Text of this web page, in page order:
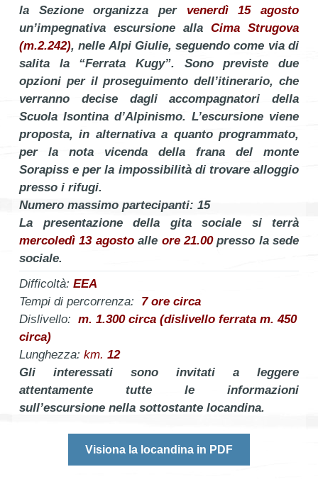
la Sezione organizza per venerdì 15 agosto
un’impegnativa escursione alla Cima Strugova
(m.2.242), nelle Alpi Giulie, seguendo come via di
salita la “Ferrata Kugy”. Sono previste due
opzioni per il proseguimento dell’itinerario, che
verranno decise dagli accompagnatori della
Scuola Isontina d’Alpinismo. L’escursione viene
proposta, in alternativa a quanto programmato,
per la nota vicenda della frana del monte
Sorapiss e per la impossibilità di trovare alloggio
presso i rifugi.
Numero massimo partecipanti: 15
La presentazione della gita sociale si terrà
mercoledì 13 agostoalle ore 21.00presso la sede
sociale.
Difficoltà: EEA
Tempi di percorrenza: 7 ore circa
Dislivello: m. 1.300 circa (dislivello ferrata m. 450
circa)
Lunghezza: km. 12
Gli interessati sono invitati a leggere
attentamente tutte le informazioni
sull’escursione nella sottostante locandina.
Visiona la locandina in PDF